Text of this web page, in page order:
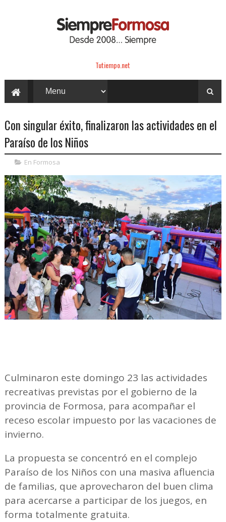
Tutiempo.net
Con singular éxito, finalizaron las actividades en el
Paraíso de los Niños
En Formosa
Culminaron este domingo 23 las actividades
recreativas previstas por el gobierno de la
provincia de Formosa, para acompañar el
receso escolar impuesto por las vacaciones de
invierno.
La propuesta se concentró en el complejo
Paraíso de los Niños con una masiva afluencia
de familias, que aprovecharon del buen clima
para acercarse a participar de los juegos, en
forma totalmente gratuita.